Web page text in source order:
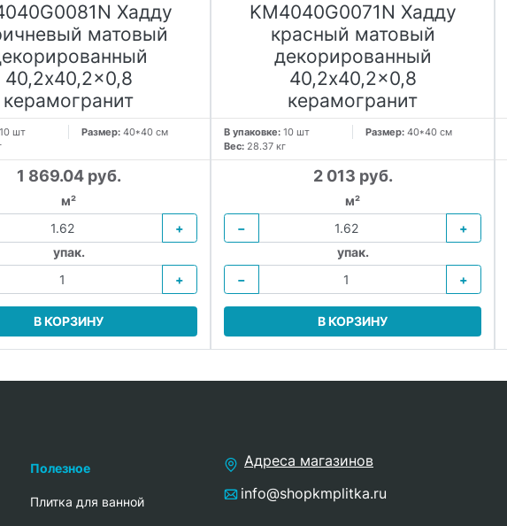
Хадду
матовый
40,2x40,2x0,8
керамогранит
10 шт Размер: 40*40 см
1 869.04 руб.
м²
+
упак.
+
В КОРЗИНУ
KM4040G0071N Хадду
красный матовый
декорированный
40,2x40,2x0,8
керамогранит
В упаковке: 10 шт Размер: 40*40 см
Вес: 28.37 кг
2 013 руб.
м²
−
+
упак.
−
+
В КОРЗИНУ
Полезное
Плитка для ванной
Адреса магазинов
info@shopkmplitka.ru